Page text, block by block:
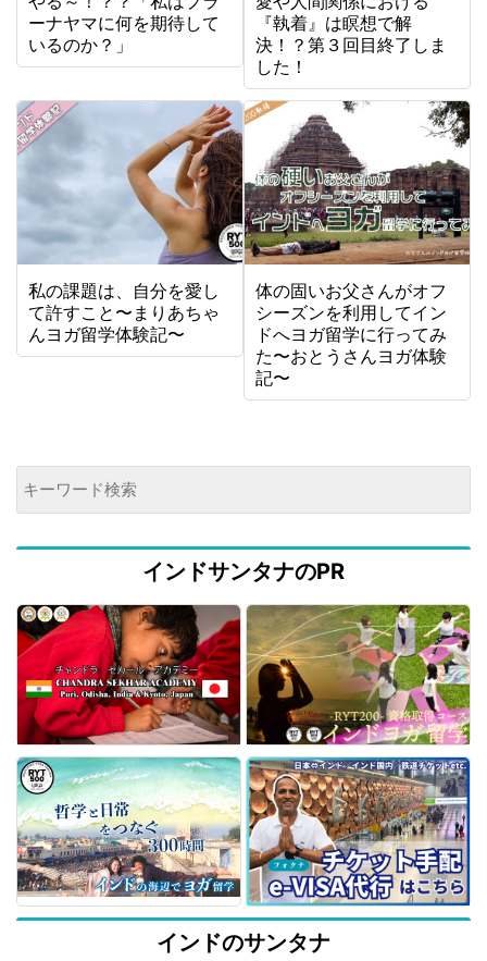
ーナヤマに何を期待して
いるのか？」
『執着』は瞑想で解
決！？第３回目終了しま
した！
私の課題は、自分を愛し
て許すこと〜まりあちゃ
んヨガ留学体験記〜
体の固いお父さんがオフ
シーズンを利用してイン
ドへヨガ留学に行ってみ
た〜おとうさんヨガ体験
記〜
インドサンタナのPR
インドのサンタナ